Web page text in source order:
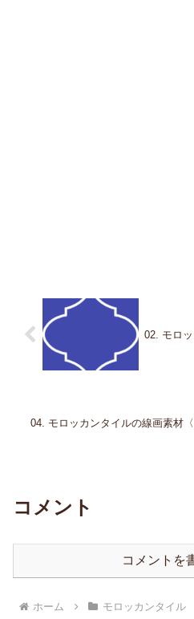
02. モロ
04. モロッカンタイルの線画素材〈
コメント
コメントを
ホーム モロッカンタイル